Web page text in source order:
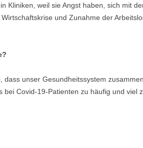
Kliniken, weil sie Angst haben, sich mit
und Zunahme der
unser Gesundheitssystem
Covid-19-Patienten zu häufig und viel